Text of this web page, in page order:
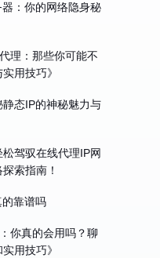
器：你的网络隐身秘
理：那些你可能不
用技巧》
静态IP的神秘魅力与
驾驭在线代理IP网
索指南！
靠谱吗
你真的会用吗？聊
用技巧》